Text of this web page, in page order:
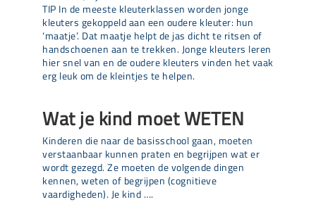
TIP In de meeste kleuterklassen worden jonge
kleuters gekoppeld aan een oudere kleuter: hun
‘maatje’. Dat maatje helpt de jas dicht te ritsen of
handschoenen aan te trekken. Jonge kleuters leren
hier snel van en de oudere kleuters vinden het vaak
erg leuk om de kleintjes te helpen.
Wat je kind moet WETEN
Kinderen die naar de basisschool gaan, moeten
verstaanbaar kunnen praten en begrijpen wat er
wordt gezegd. Ze moeten de volgende dingen
kennen, weten of begrijpen (cognitieve
vaardigheden). Je kind ….